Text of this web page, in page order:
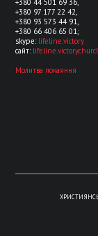
+380 44 501 69 36,
+380 97 177 22 42,
+380 93 573 44 91,
+380 66 406 65 01;
skype: lifeline.victory
сайт:
Молитва покаяння